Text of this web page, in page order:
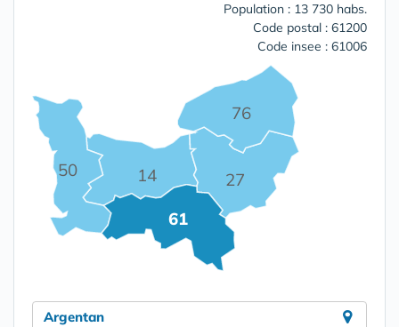
Population : 13 730 habs.
Code postal : 61200
Code insee : 61006
14 27
50
61
76
Argentan